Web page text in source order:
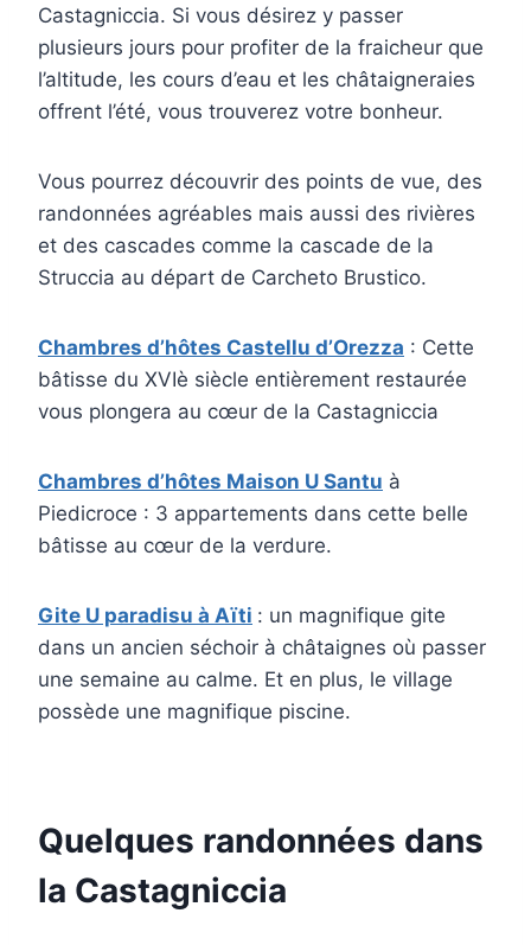
Castagniccia. Si vous désirez y passer
plusieurs jours pour profiter de la fraicheur que
l’altitude, les cours d’eau et les châtaigneraies
offrent l’été, vous trouverez votre bonheur.
Vous pourrez découvrir des points de vue, des
randonnées agréables mais aussi des rivières
et des cascades comme la cascade de la
Struccia au départ de Carcheto Brustico.
Chambres d’hôtes Castellu d’Orezza : Cette
bâtisse du XVIè siècle entièrement restaurée
vous plongera au cœur de la Castagniccia
Chambres d’hôtes Maison U Santu à
Piedicroce : 3 appartements dans cette belle
bâtisse au cœur de la verdure.
Gite U paradisu à Aïti : un magnifique gite
dans un ancien séchoir à châtaignes où passer
une semaine au calme. Et en plus, le village
possède une magnifique piscine.
Quelques randonnées dans
la Castagniccia